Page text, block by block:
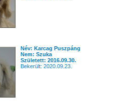
Név: Karcag Puszpáng
Nem: Szuka
Született: 2016.09.30.
Bekerült: 2020.09.23.